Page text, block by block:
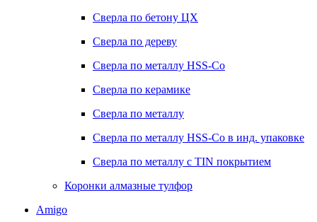
Сверла по бетону ЦХ
Сверла по дереву
Сверла по металлу HSS-Co
Сверла по керамике
Сверла по металлу
Сверла по металлу HSS-Co в инд. упаковке
Сверла по металлу с TIN покрытием
Коронки алмазные тулфор
Amigo